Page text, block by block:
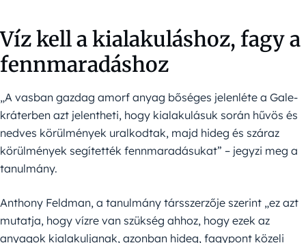
Víz kell a kialakuláshoz, fagy a
fennmaradáshoz
„A vasban gazdag amorf anyag bőséges jelenléte a Gale-
kráterben azt jelentheti, hogy kialakulásuk során hűvös és
nedves körülmények uralkodtak, majd hideg és száraz
körülmények segítették fennmaradásukat” – jegyzi meg a
tanulmány.
Anthony Feldman, a tanulmány társszerzője szerint „ez azt
mutatja, hogy vízre van szükség ahhoz, hogy ezek az
anyagok kialakuljanak, azonban hideg, fagypont közeli